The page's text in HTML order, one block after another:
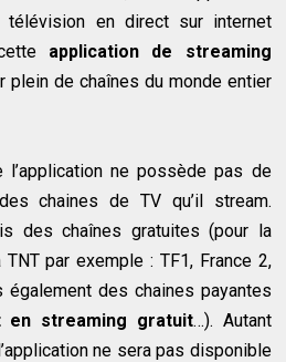
en direct sur internet
application de streaming
plein de chaînes du monde entier
l’application ne possède pas de
chaines de TV qu’il stream.
des chaînes gratuites (pour la
par exemple : TF1, France 2,
également des chaines payantes
en streaming gratuit…). Autant
ne sera pas disponible